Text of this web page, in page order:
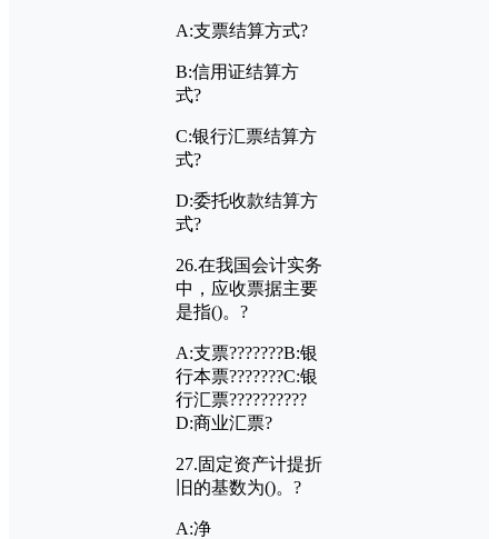
A:支票结算方式?
B:信用证结算方
式?
C:银行汇票结算方
式?
D:委托收款结算方
式?
26.在我国会计实务
中，应收票据主要
是指()。?
A:支票???????B:银
行本票???????C:银
行汇票??????????
D:商业汇票?
27.固定资产计提折
旧的基数为()。?
A:净